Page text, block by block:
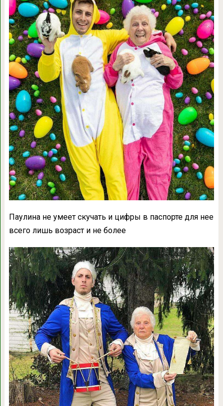
Паулина не умеет скучать и цифры в паспорте для нее
всего лишь возраст и не более